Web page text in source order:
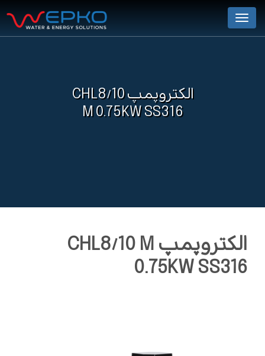
Menu
الکتروپمپ CHL8/10
M 0.75KW SS316
الکتروپمپ CHL8/10 M
0.75KW SS316